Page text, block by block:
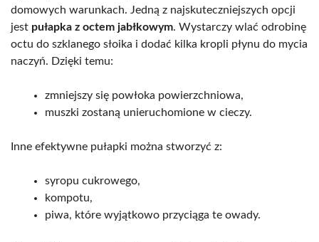
domowych warunkach. Jedną z najskuteczniejszych opcji
jest pułapka z octem jabłkowym. Wystarczy wlać odrobinę
octu do szklanego słoika i dodać kilka kropli płynu do mycia
naczyń. Dzięki temu:
zmniejszy się powłoka powierzchniowa,
muszki zostaną unieruchomione w cieczy.
Inne efektywne pułapki można stworzyć z:
syropu cukrowego,
kompotu,
piwa, które wyjątkowo przyciąga te owady.